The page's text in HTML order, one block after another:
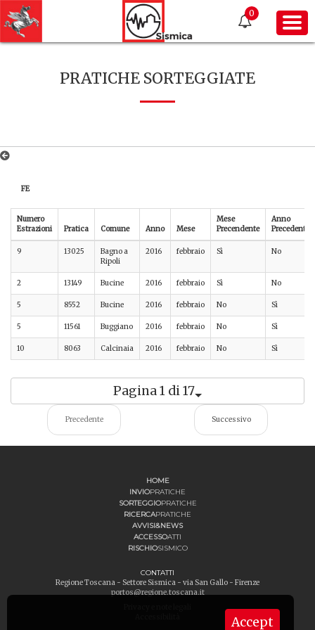
0
PRATICHE SORTEGGIATE
FE
Numero
Estrazioni
Pratica Comune Anno Mese
Mese
Precendente
Anno
Precedente
9 13025
Bagno a
Ripoli
2016 febbraio Sì No
2 13149 Bucine 2016 febbraio Sì No
5 8552 Bucine 2016 febbraio No Sì
5 11561 Buggiano 2016 febbraio No Sì
10 8063 Calcinaia 2016 febbraio No Sì
Pagina 1 di 17
Precedente Successivo
Accept
HOME
INVIOPRATICHE
SORTEGGIOPRATICHE
RICERCAPRATICHE
AVVISI&NEWS
ACCESSOATTI
RISCHIOSISMICO
CONTATTI
Regione Toscana - Settore Sismica - via San Gallo - Firenze
portos@regione.toscana.it